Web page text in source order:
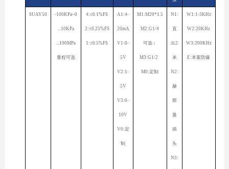
SUAY50 -100KPa~0
...10KPa
...100MPa
量程可选
4:±0.1%FS
2:±0.25%FS
1:±0.5%FS
A1:4-
20mA
V1:0-
5V
V2:1-
5V
V3:0-
10V
V0:定
制
M1:M20*1.5
M2:G1/4
可选：
M3:G1/2
M0:定制
N1:
直
出2
米
N2:
赫
斯
曼
插
头
N3:
W1:1-3KHz
W2:20KHz
W3:200KHz
E:本案防爆